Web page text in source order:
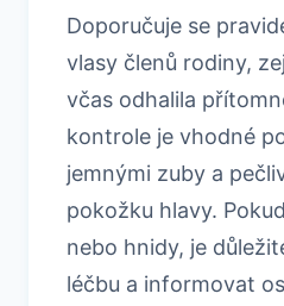
Doporučuje se
vlasy členů rodiny,
včas odhalila
kontrole je vhodné
jemnými zuby a
pokožku hlavy.
nebo hnidy, je
léčbu a informovat